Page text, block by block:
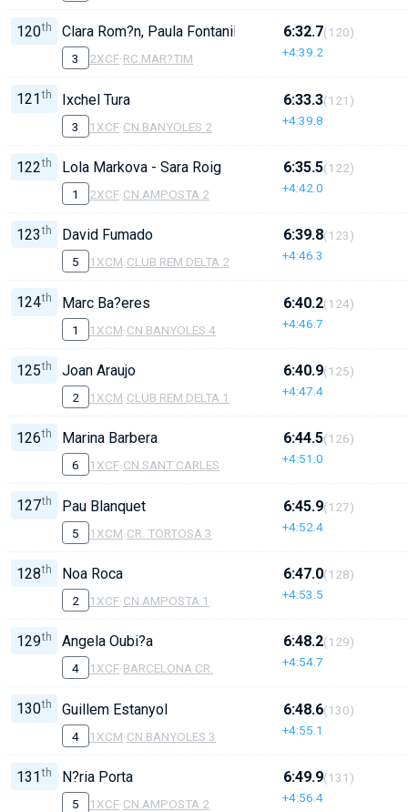
120th Clara Rom?n, Paula Fontanillas
3 2XCF·RC.MAR?TIM
6:32.7
+4:39.2
(120)
121 th Ixchel Tura
3 1XCF·CN.BANYOLES 2
6:33.3
+4:39.8
(121)
122th Lola Markova - Sara Roig
1 2XCF·CN.AMPOSTA 2
6:35.5
+4:42.0
(122)
123 th David Fumado
5 1XCM·CLUB REM DELTA 2
6:39.8
+4:46.3
(123)
124th Marc Ba?eres
1 1XCM·CN.BANYOLES 4
6:40.2
+4:46.7
(124)
125th Joan Araujo
2 1XCM·CLUB REM DELTA 1
6:40.9
+4:47.4
(125)
126th Marina Barbera
6 1XCF·CN.SANT CARLES
6:44.5
+4:51.0
(126)
127th Pau Blanquet
5 1XCM·CR. TORTOSA 3
6:45.9
+4:52.4
(127)
128th Noa Roca
2 1XCF·CN.AMPOSTA 1
6:47.0
+4:53.5
(128)
129th Angela Oubi?a
4 1XCF·BARCELONA CR.
6:48.2
+4:54.7
(129)
130th Guillem Estanyol
4 1XCM·CN.BANYOLES 3
6:48.6
+4:55.1
(130)
131 th N?ria Porta
5 1XCF·CN.AMPOSTA 2
6:49.9
+4:56.4
(131)